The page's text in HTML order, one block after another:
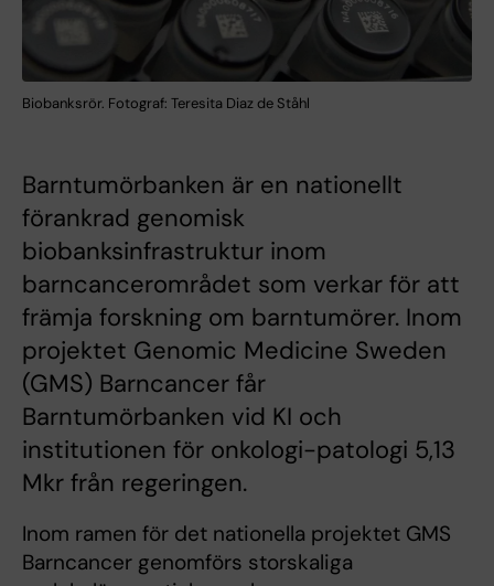
Biobanksrör. Fotograf: Teresita Diaz de Ståhl
Barntumörbanken är en nationellt
förankrad genomisk
biobanksinfrastruktur inom
barncancerområdet som verkar för att
främja forskning om barntumörer. Inom
projektet Genomic Medicine Sweden
(GMS) Barncancer får
Barntumörbanken vid KI och
institutionen för onkologi-patologi 5,13
Mkr från regeringen.
Inom ramen för det nationella projektet GMS
Barncancer genomförs storskaliga